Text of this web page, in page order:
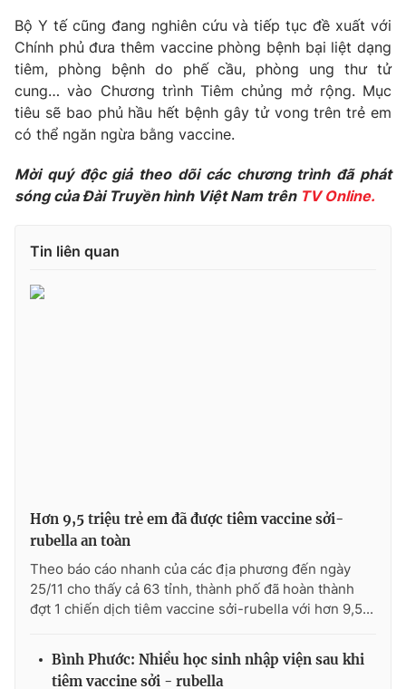
Giải sao mai
Làm đẹp
Chất lượng cuộc sống
Tuyển sinh
Học trực tuyến
Công nghệ
Hitech Công nghệ tương lai
Sản phẩm
Thị trường
Tư vấn
Giao lưu trực tuyến
Emagazine
Thị trường 24h Tấm lòng Việt
VTV4 Vươn mình bằng AI
Liên hệ tòa soạn English
Bộ Y tế cũng đang nghiên cứu và tiếp tục đề xuất với
Chính phủ đưa thêm vaccine phòng bệnh bại liệt dạng
tiêm, phòng bệnh do phế cầu, phòng ung thư tử
cung… vào Chương trình Tiêm chủng mở rộng. Mục
tiêu sẽ bao phủ hầu hết bệnh gây tử vong trên trẻ em
có thể ngăn ngừa bằng vaccine.
Mời quý độc giả theo dõi các chương trình đã phát
sóng của Đài Truyền hình Việt Nam trên TV Online.
Tin liên quan
Hơn 9,5 triệu trẻ em đã được tiêm vaccine sởi-
rubella an toàn
Theo báo cáo nhanh của các địa phương đến ngày
25/11 cho thấy cả 63 tỉnh, thành phố đã hoàn thành
đợt 1 chiến dịch tiêm vaccine sởi-rubella với hơn 9,5...
Bình Phước: Nhiều học sinh nhập viện sau khi
tiêm vaccine sởi - rubella